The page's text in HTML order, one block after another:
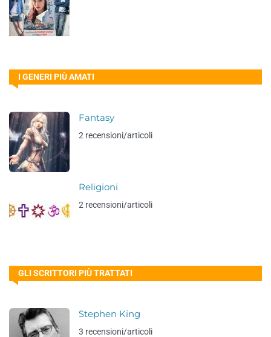
I GENERI PIÙ AMATI
Fantasy
2 recensioni/articoli
Religioni
2 recensioni/articoli
GLI SCRITTORI PIÙ TRATTATI
Stephen King
3 recensioni/articoli